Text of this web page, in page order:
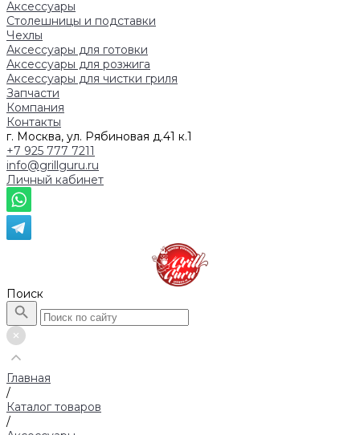
Аксессуары
Столешницы и подставки
Чехлы
Аксессуары для готовки
Аксессуары для розжига
Аксессуары для чистки гриля
Запчасти
Компания
Контакты
г. Москва, ул. Рябиновая д.41 к.1
+7 925 777 7211
info@grillguru.ru
Личный кабинет
Поиск
Главная
/
Каталог товаров
/